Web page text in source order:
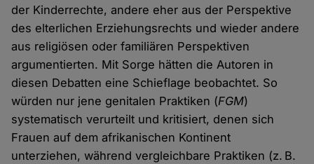
der Kinderrechte, andere eher aus der Perspektive
des elterlichen Erziehungsrechts und wieder andere
aus religiösen oder familiären Perspektiven
argumentierten. Mit Sorge hätten die Autoren in
diesen Debatten eine Schieflage beobachtet. So
würden nur jene genitalen Praktiken (FGM)
systematisch verurteilt und kritisiert, denen sich
Frauen auf dem afrikanischen Kontinent
unterziehen, während vergleichbare Praktiken (z. B.